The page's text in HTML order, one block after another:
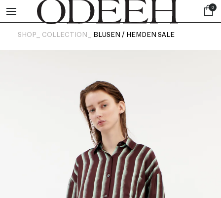
0
SHOP_ COLLECTION_ BLUSEN / HEMDEN SALE